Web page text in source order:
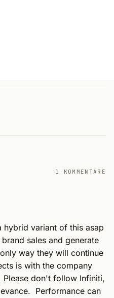
1 KOMMENTARE
hybrid variant of this asap
sales and generate
way they will continue
is with the company
don't follow Infiniti,
Performance can